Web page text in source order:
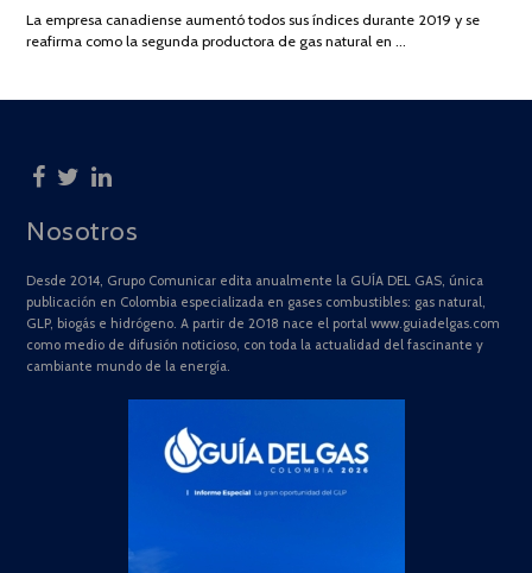
2025
La empresa canadiense aumentó todos sus índices durante 2019 y se
reafirma como la segunda productora de gas natural en …
Nosotros
Desde 2014, Grupo Comunicar edita anualmente la GUÍA DEL GAS, única
publicación en Colombia especializada en gases combustibles: gas natural,
GLP, biogás e hidrógeno. A partir de 2018 nace el portal www.guiadelgas.com
como medio de difusión noticioso, con toda la actualidad del fascinante y
cambiante mundo de la energía.